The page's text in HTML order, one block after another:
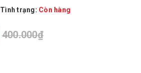
Tình trạng: Còn hàng
400.000₫